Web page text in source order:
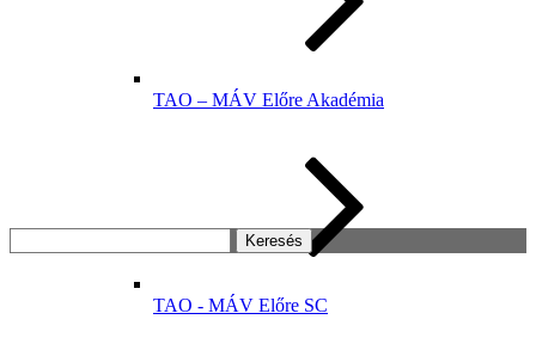
TAO – MÁV Előre Akadémia
TAO - MÁV Előre SC